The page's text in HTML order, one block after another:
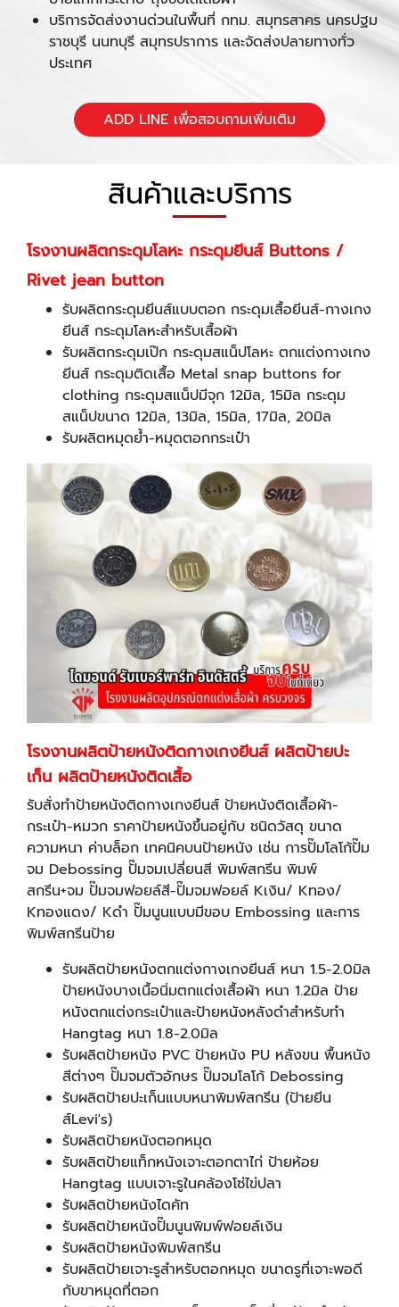
บริการจัดส่งงานด่วนในพื้นที่ กทม. สมุทรสาคร นครปฐม
ราชบุรี นนทบุรี สมุทรปราการ และจัดส่งปลายทางทั่ว
ประเทศ
ADD LINE เพื่อสอบถามเพิ่มเติม
สินค้าและบริการ
โรงงานผลิตกระดุมโลหะ กระดุมยีนส์ Buttons /
Rivet jean button
รับผลิตกระดุมยีนส์แบบตอก กระดุมเสื้อยีนส์-กางเกง
ยีนส์ กระดุมโลหะสำหรับเสื้อผ้า
รับผลิตกระดุมเป๊ก กระดุมสแน็ปโลหะ ตกแต่งกางเกง
ยีนส์ กระดุมติดเสื้อ Metal snap buttons for
clothing กระดุมสแน็ปมีจุก 12มิล, 15มิล กระดุม
สแน็ปขนาด 12มิล, 13มิล, 15มิล, 17มิล, 20มิล
รับผลิตหมุดย้ำ-หมุดตอกกระเป๋า
โรงงานผลิตป้ายหนังติดกางเกงยีนส์ ผลิตป้ายปะ
เก็น ผลิตป้ายหนังติดเสื้อ
รับสั่งทำป้ายหนังติดกางเกงยีนส์ ป้ายหนังติดเสื้อผ้า-
กระเป๋า-หมวก ราคาป้ายหนังขึ้นอยู่กับ ชนิดวัสดุ ขนาด
ความหนา ค่าบล็อก เทคนิคบนป้ายหนัง เช่น การปั๊มโลโก้ปั๊ม
จม Debossing ปั๊มจมเปลี่ยนสี พิมพ์สกรีน พิมพ์
สกรีน+จม ปั๊มจมฟอยล์สี-ปั๊มจมฟอยล์ Kเงิน/ Kทอง/
Kทองแดง/ Kดำ ปั๊มนูนแบบมีขอบ Embossing และการ
พิมพ์สกรีนป้าย
รับผลิตป้ายหนังตกแต่งกางเกงยีนส์ หนา 1.5-2.0มิล
ป้ายหนังบางเนื้อนิ่มตกแต่งเสื้อผ้า หนา 1.2มิล ป้าย
หนังตกแต่งกระเป๋าและป้ายหนังหลังดำสำหรับทำ
Hangtag หนา 1.8-2.0มิล
รับผลิตป้ายหนัง PVC ป้ายหนัง PU หลังขน พื้นหนัง
สีต่างๆ ปั๊มจมตัวอักษร ปั๊มจมโลโก้ Debossing
รับผลิตป้ายปะเก็นแบบหนาพิมพ์สกรีน (ป้ายยีน
ส์Levi's)
รับผลิตป้ายหนังตอกหมุด
รับผลิตป้ายแท็กหนังเจาะตอกตาไก่ ป้ายห้อย
Hangtag แบบเจาะรูในคล้องโซ่ไข่ปลา
รับผลิตป้ายหนังไดคัท
รับผลิตป้ายหนังปั๊มนูนพิมพ์ฟอยล์เงิน
รับผลิตป้ายหนังพิมพ์สกรีน
รับผลิตป้ายเจาะรูสำหรับตอกหมุด ขนาดรูที่เจาะพอดี
กับขาหมุดที่ตอก